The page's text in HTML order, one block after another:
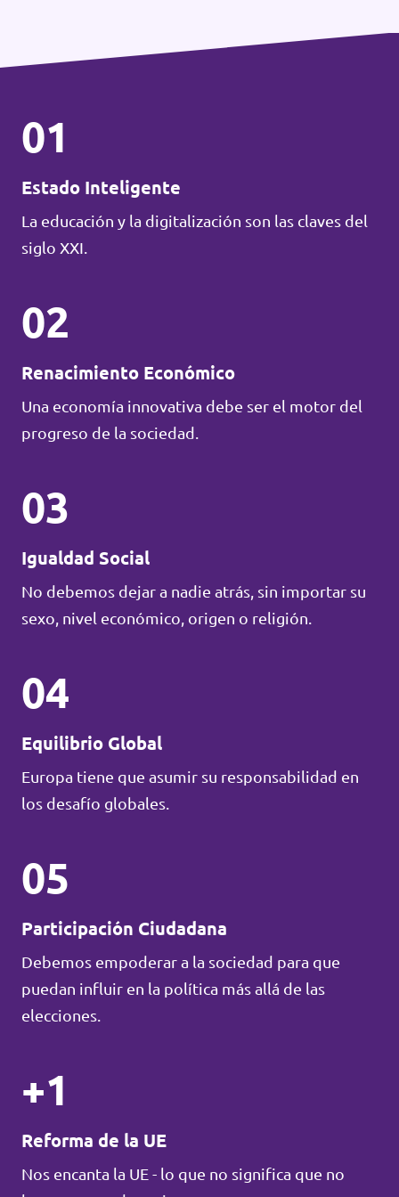
01
Estado Inteligente
La educación y la digitalización son las claves del
siglo XXI.
02
Renacimiento Económico
Una economía innovativa debe ser el motor del
progreso de la sociedad.
03
Igualdad Social
No debemos dejar a nadie atrás, sin importar su
sexo, nivel económico, origen o religión.
04
Equilibrio Global
Europa tiene que asumir su responsabilidad en
los desafío globales.
05
Participación Ciudadana
Debemos empoderar a la sociedad para que
puedan influir en la política más allá de las
elecciones.
+1
Reforma de la UE
Nos encanta la UE - lo que no significa que no